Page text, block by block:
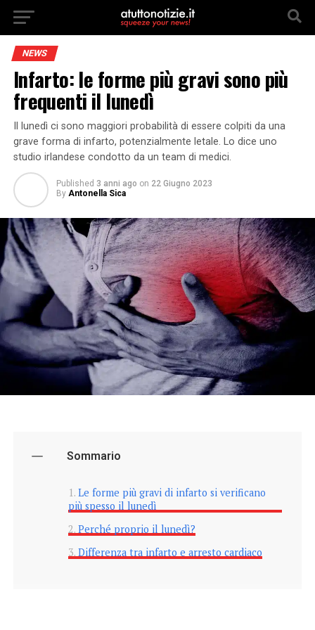
NEWS
Infarto: le forme più gravi sono più
frequenti il lunedì
Il lunedì ci sono maggiori probabilità di essere colpiti da una
grave forma di infarto, potenzialmente letale. Lo dice uno
studio irlandese condotto da un team di medici.
Published 3 anni ago on 22 Giugno 2023
By Antonella Sica
Sommario
Le forme più gravi di infarto si verificano
più spesso il lunedì
Perché proprio il lunedì?
Differenza tra infarto e arresto cardiaco